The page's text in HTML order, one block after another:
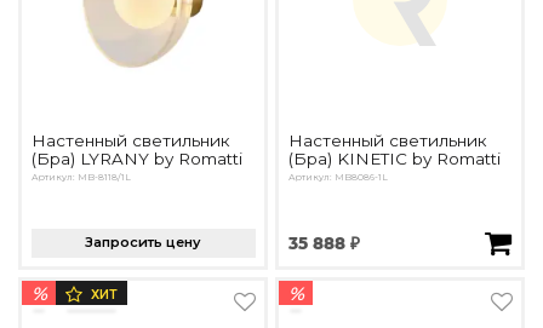
Настенный светильник
(Бра) LYRANY by Romatti
Артикул: MB-8118/1L
Запросить цену
Настенный светильник
(Бра) KINETIC by Romatti
Артикул: MB8086-1L
35 888 ₽
% ХИТ %